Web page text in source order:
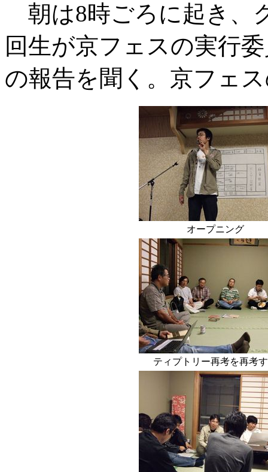
朝は8時ごろに起き、
回生が京フェスの実行
の報告を聞く。京フェ
オープニング
ティプトリー再考を再考